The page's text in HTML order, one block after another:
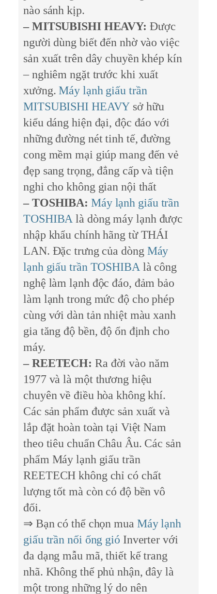
nào sánh kịp.
– MITSUBISHI HEAVY: Được
người dùng biết đến nhờ vào việc
sản xuất trên dây chuyền khép kín
– nghiêm ngặt trước khi xuất
xưởng.Máy lạnh giấu trần
MITSUBISHI HEAVY sở hữu
kiểu dáng hiện đại, độc đáo với
những đường nét tinh tế, đường
cong mềm mại giúp mang đến vẻ
đẹp sang trọng, đẳng cấp và tiện
nghi cho không gian nội thất
– TOSHIBA: Máy lạnh giấu trần
TOSHIBA là dòng máy lạnh được
nhập khẩu chính hãng từ THÁI
LAN. Đặc trưng của dòng Máy
lạnh giấu trần TOSHIBA là công
nghệ làm lạnh độc đáo, đảm bảo
làm lạnh trong mức độ cho phép
cùng với dàn tản nhiệt màu xanh
gia tăng độ bền, độ ổn định cho
máy.
– REETECH: Ra đời vào năm
1977 và là một thương hiệu
chuyên về điều hòa không khí.
Các sản phẩm được sản xuất và
lắp đặt hoàn toàn tại Việt Nam
theo tiêu chuẩn Châu Âu. Các sản
phẩm Máy lạnh giấu trần
REETECH không chỉ có chất
lượng tốt mà còn có độ bền vô
đối.
⇒ Bạn có thể chọn mua Máy lạnh
giấu trần nối ống gió Inverter với
đa dạng mẫu mã, thiết kế trang
nhã. Không thể phủ nhận, đây là
một trong những lý do nên